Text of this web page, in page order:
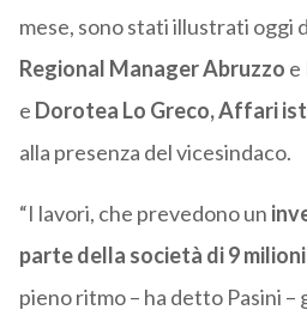
mese, sono stati illustrati oggi
Regional Manager Abruzzo e
e Dorotea Lo Greco, Affari
alla presenza del vicesindaco.
“I lavori, che prevedono un
parte della società di 9
pieno ritmo – ha detto Pasini –